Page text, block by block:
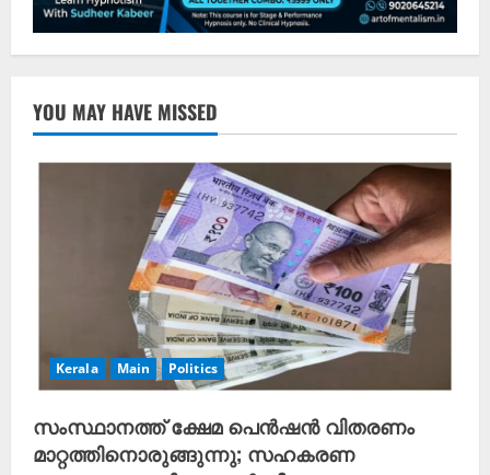
YOU MAY HAVE MISSED
Kerala Main Politics
സംസ്ഥാനത്ത് ക്ഷേമ പെൻഷൻ വിതരണം
മാറ്റത്തിനൊരുങ്ങുന്നു; സഹകരണ